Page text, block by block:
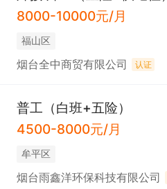
8000-10000元/月
福山区
烟台全中商贸有限公司 认证
普工（白班+五险）
4500-8000元/月
牟平区
烟台雨鑫洋环保科技有限公司